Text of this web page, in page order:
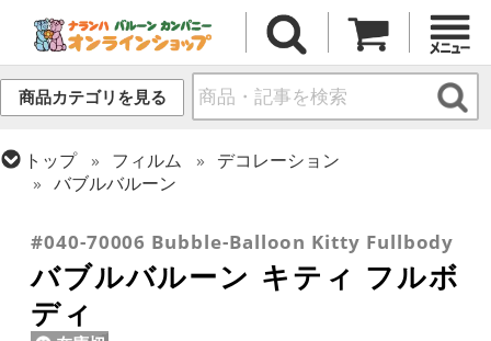
商品カテゴリを見る
トップ フィルム
デコレーション
バブルバルーン
国内キャラクター
#040-70006 Bubble-Balloon Kitty Fullbody
バブルバルーン キティ フルボ
ディ